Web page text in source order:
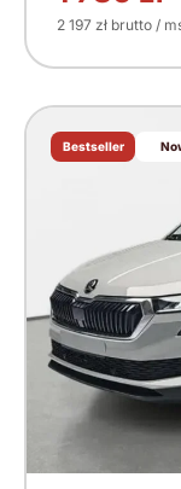
2 197 zł brutto /
Bestseller